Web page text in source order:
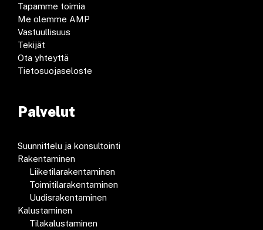
Tapamme toimia
Me olemme AMP
Vastuullisuus
Tekijät
Ota yhteyttä
Tietosuojaseloste
Palvelut
Suunnittelu ja konsultointi
Rakentaminen
Liiketilarakentaminen
Toimitilarakentaminen
Uudisrakentaminen
Kalustaminen
Tilakalustaminen